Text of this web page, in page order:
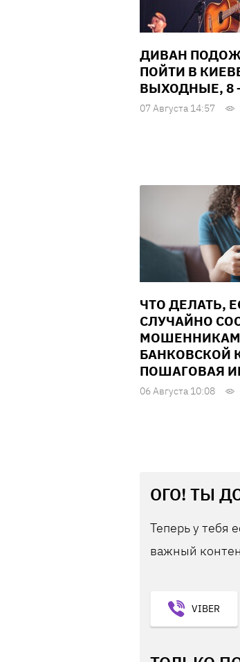
ДИВАН
ПОЙТИ В
ВЫХОДНЫЕ, 8
07 Августа 14:57
ЧТО ДЕЛАТЬ,
СЛУЧАЙНО
БАНКОВСКОЙ
ПОШАГОВАЯ
06 Августа 10:08
ОГО! ТЫ
Теперь у тебя
важный
VIBER